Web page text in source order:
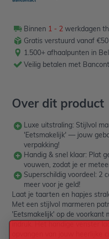
Binnen 1 - 2 werkdagen
Gratis verstuurd vanaf
1.500+ afhaalpunten in
Veilig betalen met
Over dit product
Luxe uitstraling: Stijlvol
'Eetsmakelijk' — jouw
verpakking!
Handig & snel klaar: Plat
vouwen, zodat je er
Superschildig voordeel: 2
meer voor je geld!
Laat je taarten en hapjes
Met een stijlvol marmeren
'Eetsmakelijk' op de voorkant
indruk. Het handige venster
opvangen van jouw heerlijke